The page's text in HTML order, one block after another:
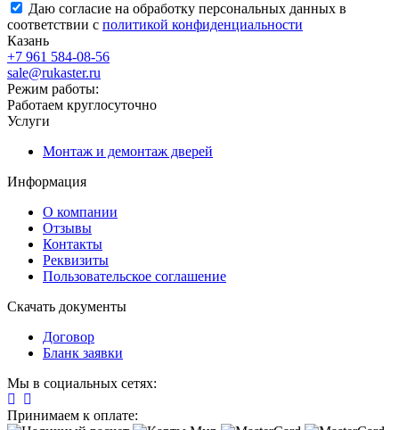
Даю согласие на обработку персональных данных в
соответствии с политикой конфиденциальности
Казань
+7 961 584-08-56
sale@rukaster.ru
Режим работы:
Работаем круглосуточно
Услуги
Монтаж и демонтаж дверей
Информация
О компании
Отзывы
Контакты
Реквизиты
Пользовательское соглашение
Скачать документы
Договор
Бланк заявки
Мы в социальных сетях:
Принимаем к оплате: